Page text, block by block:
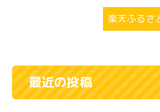
楽天ふるさ
最近の投稿